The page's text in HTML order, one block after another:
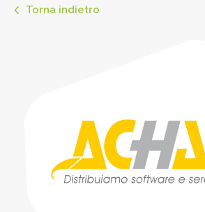
Torna indietro